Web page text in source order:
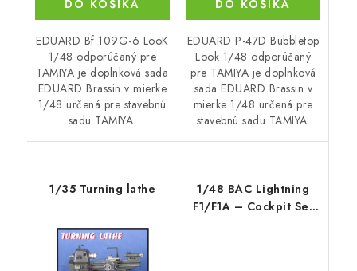
DO KOŠÍKA
EDUARD Bf 109G-6 LööK
1/48 odporúčaný pre
TAMIYA je doplnková sada
EDUARD Brassin v mierke
1/48 určená pre stavebnú
sadu TAMIYA.
DO KOŠÍKA
EDUARD P-47D Bubbletop
Löök 1/48 odporúčaný
pre TAMIYA je doplnková
sada EDUARD Brassin v
mierke 1/48 určená pre
stavebnú sadu TAMIYA.
1/35 Turning lathe
1/48 BAC Lightning
F1/F1A – Cockpit Set